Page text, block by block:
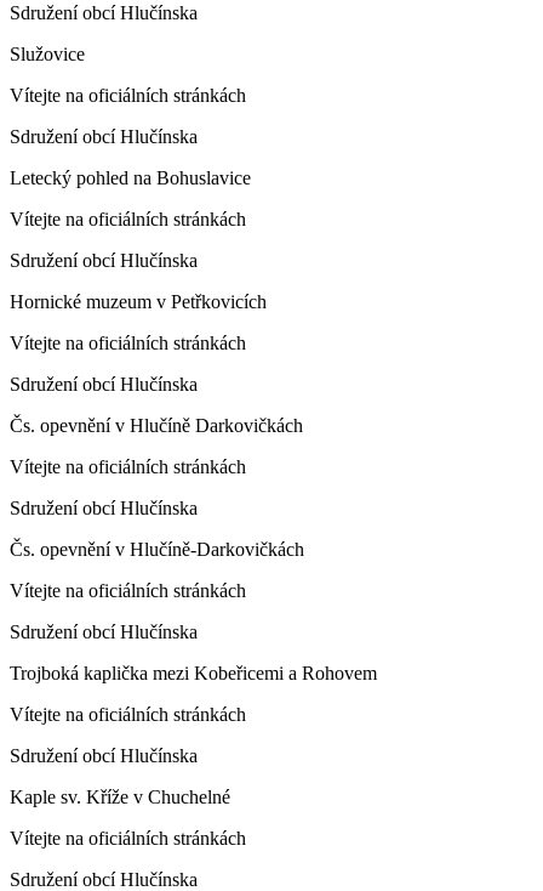
Sdružení obcí Hlučínska
Služovice
Vítejte na oficiálních stránkách
Sdružení obcí Hlučínska
Letecký pohled na Bohuslavice
Vítejte na oficiálních stránkách
Sdružení obcí Hlučínska
Hornické muzeum v Petřkovicích
Vítejte na oficiálních stránkách
Sdružení obcí Hlučínska
Čs. opevnění v Hlučíně Darkovičkách
Vítejte na oficiálních stránkách
Sdružení obcí Hlučínska
Čs. opevnění v Hlučíně-Darkovičkách
Vítejte na oficiálních stránkách
Sdružení obcí Hlučínska
Trojboká kaplička mezi Kobeřicemi a Rohovem
Vítejte na oficiálních stránkách
Sdružení obcí Hlučínska
Kaple sv. Kříže v Chuchelné
Vítejte na oficiálních stránkách
Sdružení obcí Hlučínska